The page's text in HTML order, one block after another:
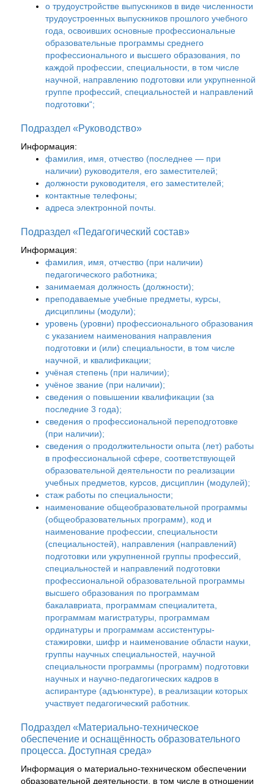
о трудоустройстве выпускников в виде численности
трудоустроенных выпускников прошлого учебного
года, освоивших основные профессиональные
образовательные программы среднего
профессионального и высшего образования, по
каждой профессии, специальности, в том числе
научной, направлению подготовки или укрупненной
группе профессий, специальностей и направлений
подготовки“;
Подраздел «Руководство»
Информация:
фамилия, имя, отчество (последнее — при
наличии) руководителя, его заместителей;
должности руководителя, его заместителей;
контактные телефоны;
адреса электронной почты.
Подраздел «Педагогический состав»
Информация:
фамилия, имя, отчество (при наличии)
педагогического работника;
занимаемая должность (должности);
преподаваемые учебные предметы, курсы,
дисциплины (модули);
уровень (уровни) профессионального образования
с указанием наименования направления
подготовки и (или) специальности, в том числе
научной, и квалификации;
учёная степень (при наличии);
учёное звание (при наличии);
сведения о повышении квалификации (за
последние 3 года);
сведения о профессиональной переподготовке
(при наличии);
сведения о продолжительности опыта (лет) работы
в профессиональной сфере, соответствующей
образовательной деятельности по реализации
учебных предметов, курсов, дисциплин (модулей);
стаж работы по специальности;
наименование общеобразовательной программы
(общеобразовательных программ), код и
наименование профессии, специальности
(специальностей), направления (направлений)
подготовки или укрупненной группы профессий,
специальностей и направлений подготовки
профессиональной образовательной программы
высшего образования по программам
бакалавриата, программам специалитета,
программам магистратуры, программам
ординатуры и программам ассистентуры-
стажировки, шифр и наименование области науки,
группы научных специальностей, научной
специальности программы (программ) подготовки
научных и научно-педагогических кадров в
аспирантуре (адъюнктуре), в реализации которых
участвует педагогический работник.
Подраздел «Материально-техническое
обеспечение и оснащённость образовательного
процесса. Доступная среда»
Информация о материально-техническом обеспечении
образовательной деятельности, в том числе в отношении